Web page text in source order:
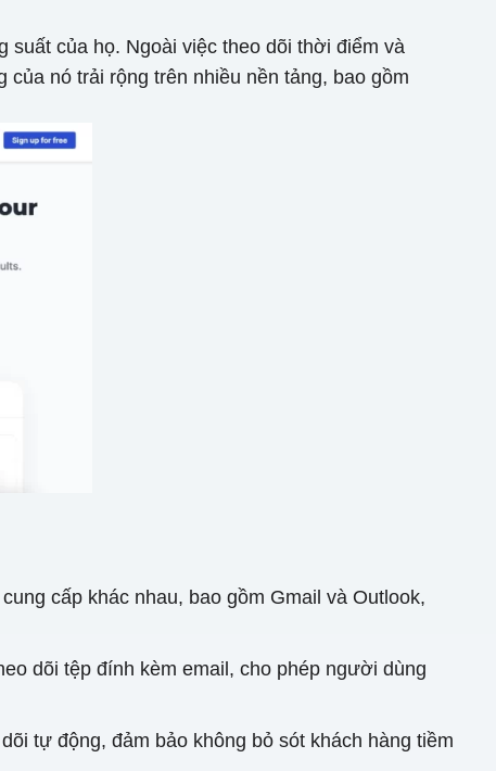
suất của họ. Ngoài việc theo dõi thời điểm và
nó trải rộng trên nhiều nền tảng, bao gồm
cấp khác nhau, bao gồm Gmail và Outlook,
dõi tệp đính kèm email, cho phép người dùng
tự động, đảm bảo không bỏ sót khách hàng tiềm